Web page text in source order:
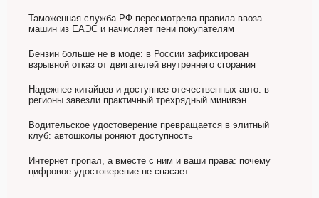
Таможенная служба РФ пересмотрела правила ввоза
машин из ЕАЭС и начисляет пени покупателям
Бензин больше не в моде: в России зафиксирован
взрывной отказ от двигателей внутреннего сгорания
Надежнее китайцев и доступнее отечественных авто: в
регионы завезли практичный трехрядный минивэн
Водительское удостоверение превращается в элитный
клуб: автошколы роняют доступность
Интернет пропал, а вместе с ним и ваши права: почему
цифровое удостоверение не спасает